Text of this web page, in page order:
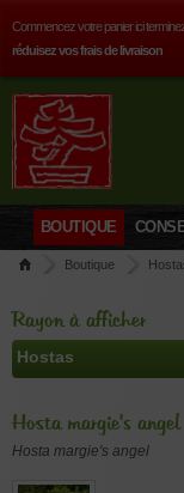
Commencez votre panier ici
réduisez vos frais de livraison
BOUTIQUE
Boutique
Rayon à afficher
Hosta margie's angel
Hosta margie's angel